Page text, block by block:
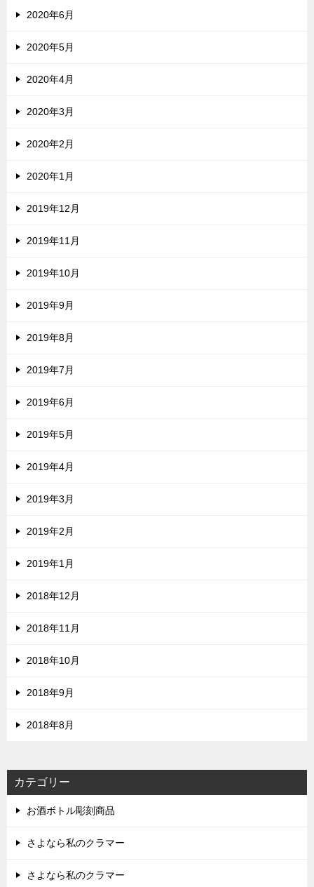
2020年6月
2020年5月
2020年4月
2020年3月
2020年2月
2020年1月
2019年12月
2019年11月
2019年10月
2019年9月
2019年8月
2019年7月
2019年6月
2019年5月
2019年4月
2019年3月
2019年2月
2019年1月
2018年12月
2018年11月
2018年10月
2018年9月
2018年8月
カテゴリー
お酒ボトル彫刻商品
さよなら私のクラマー
さよなら私のクラマー